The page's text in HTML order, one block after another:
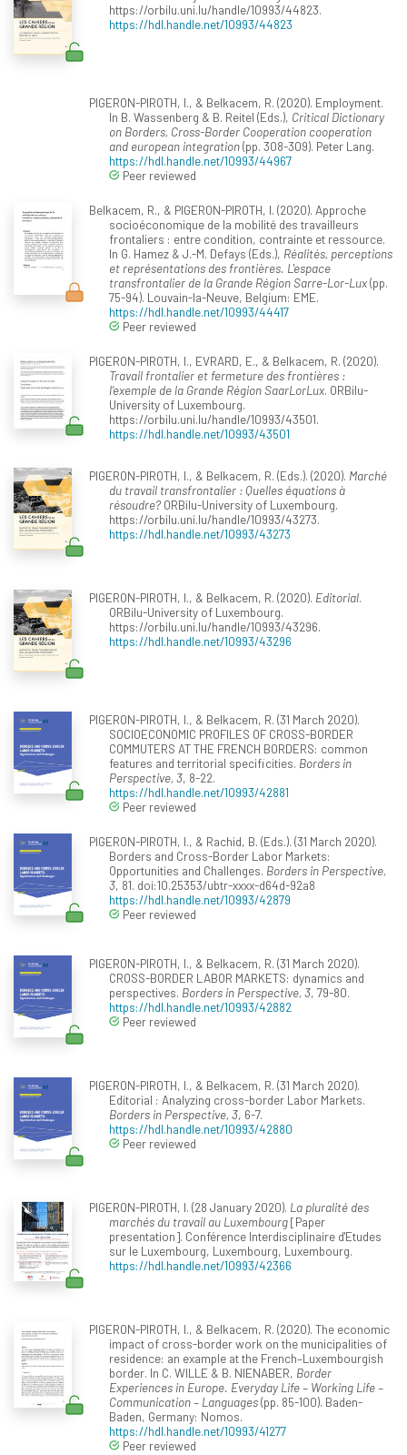
https://orbilu.uni.lu/handle/10993/44823.
https://hdl.handle.net/10993/44823
PIGERON-PIROTH, I., & Belkacem, R. (2020). Employment.
In B. Wassenberg & B. Reitel (Eds.), Critical Dictionary
on Borders, Cross-Border Cooperation cooperation
and european integration(pp. 308-309). Peter Lang.
https://hdl.handle.net/10993/44967
Peer reviewed
Belkacem, R., & PIGERON-PIROTH, I. (2020). Approche
socioéconomique de la mobilité des travailleurs
frontaliers : entre condition, contrainte et ressource.
In G. Hamez & J.-M. Defays (Eds.), Réalités, perceptions
et représentations des frontières. L'espace
transfrontalier de la Grande Région Sarre-Lor-Lux(pp.
75-94). Louvain-la-Neuve, Belgium: EME.
https://hdl.handle.net/10993/44417
Peer reviewed
PIGERON-PIROTH, I., EVRARD, E., & Belkacem, R. (2020).
Travail frontalier et fermeture des frontières :
l’exemple de la Grande Région SaarLorLux. ORBilu-
University of Luxembourg.
https://orbilu.uni.lu/handle/10993/43501.
https://hdl.handle.net/10993/43501
PIGERON-PIROTH, I., & Belkacem, R. (Eds.). (2020). Marché
du travail transfrontalier : Quelles équations à
résoudre? ORBilu-University of Luxembourg.
https://orbilu.uni.lu/handle/10993/43273.
https://hdl.handle.net/10993/43273
PIGERON-PIROTH, I., & Belkacem, R. (2020). Editorial.
ORBilu-University of Luxembourg.
https://orbilu.uni.lu/handle/10993/43296.
https://hdl.handle.net/10993/43296
PIGERON-PIROTH, I., & Belkacem, R. (31 March 2020).
SOCIOECONOMIC PROFILES OF CROSS-BORDER
COMMUTERS AT THE FRENCH BORDERS: common
features and territorial specificities. Borders in
Perspective, 3, 8-22.
https://hdl.handle.net/10993/42881
Peer reviewed
PIGERON-PIROTH, I., & Rachid, B. (Eds.). (31 March 2020).
Borders and Cross-Border Labor Markets:
Opportunities and Challenges. Borders in Perspective,
3, 81. doi:10.25353/ubtr-xxxx-d64d-92a8
https://hdl.handle.net/10993/42879
Peer reviewed
PIGERON-PIROTH, I., & Belkacem, R. (31 March 2020).
CROSS-BORDER LABOR MARKETS: dynamics and
perspectives. Borders in Perspective, 3, 79-80.
https://hdl.handle.net/10993/42882
Peer reviewed
PIGERON-PIROTH, I., & Belkacem, R. (31 March 2020).
Editorial : Analyzing cross-border Labor Markets.
Borders in Perspective, 3, 6-7.
https://hdl.handle.net/10993/42880
Peer reviewed
PIGERON-PIROTH, I. (28 January 2020). La pluralité des
marchés du travail au Luxembourg[Paper
presentation]. Conférence Interdisciplinaire d'Etudes
sur le Luxembourg, Luxembourg, Luxembourg.
https://hdl.handle.net/10993/42366
PIGERON-PIROTH, I., & Belkacem, R. (2020). The economic
impact of cross-border work on the municipalities of
residence: an example at the French–Luxembourgish
border. In C. WILLE & B. NIENABER, Border
Experiences in Europe. Everyday Life – Working Life –
Communication – Languages(pp. 85-100). Baden-
Baden, Germany: Nomos.
https://hdl.handle.net/10993/41277
Peer reviewed